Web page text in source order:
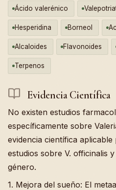
Ácido valerénico
Hesperidina Borneol
Alcaloides Flavonoides
Terpenos
Evidencia Científica
No existen estudios
específicamente sobre
evidencia científica
estudios sobre V. officinalis
género.
1. Mejora del sueño: El